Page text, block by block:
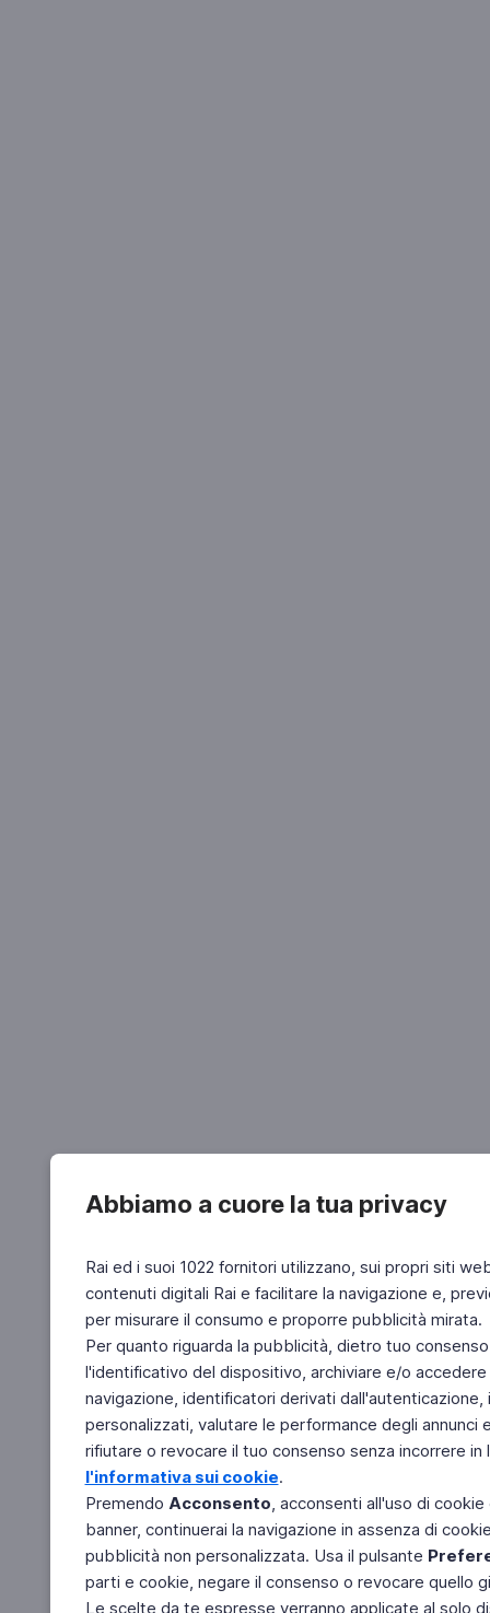
Abbiamo a cuore la tua privacy
Rai ed i suoi 1022 fornitori utilizzano, sui propri siti
contenuti digitali Rai e facilitare la navigazione e,
per misurare il consumo e proporre pubblicità mirata.
Per quanto riguarda la pubblicità, dietro tuo
l'identificativo del dispositivo, archiviare e/o
navigazione, identificatori derivati
personalizzati, valutare le performance degli
rifiutare o revocare il tuo consenso senza incorrere
l'informativa sui cookie.
Premendo Acconsento, acconsenti all'uso di
banner, continuerai la navigazione in assenza di
pubblicità non personalizzata. Usa il pulsante
parti e cookie, negare il consenso o revocare quello
Le scelte da te espresse verranno applicate al solo